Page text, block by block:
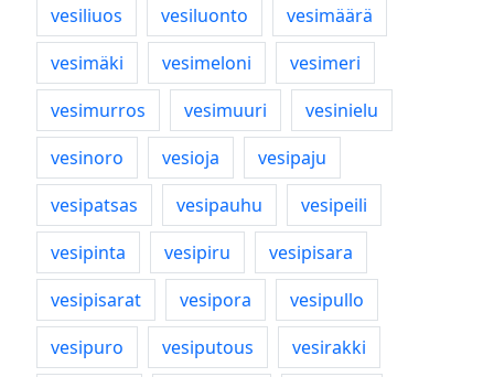
vesiliuos
vesiluonto
vesimäärä
vesimäki
vesimeloni
vesimeri
vesimurros
vesimuuri
vesinielu
vesinoro
vesioja
vesipaju
vesipatsas
vesipauhu
vesipeili
vesipinta
vesipiru
vesipisara
vesipisarat
vesipora
vesipullo
vesipuro
vesiputous vesirakki